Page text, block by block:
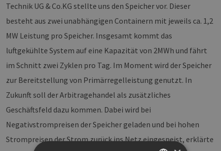
Technik UG & Co.KG stellte uns den Speicher vor. Dieser
besteht aus zwei unabhängigen Containern mit jeweils ca. 1,2
MW Leistung pro Speicher. Insgesamt kommt das
luftgekühlte System auf eine Kapazität von 2MWh und fährt
im Schnitt zwei Zyklen pro Tag. Im Moment wird der Speicher
zur Bereitstellung von Primärregelleistung genutzt. In
Zukunft soll der Arbitragehandel als zusätzliches
Geschäftsfeld dazu kommen. Dabei wird bei
Negativstrompreisen der Speicher geladen und bei hohen
Strompreisen der Strom zurück ins Netz eingespeist, erklärte